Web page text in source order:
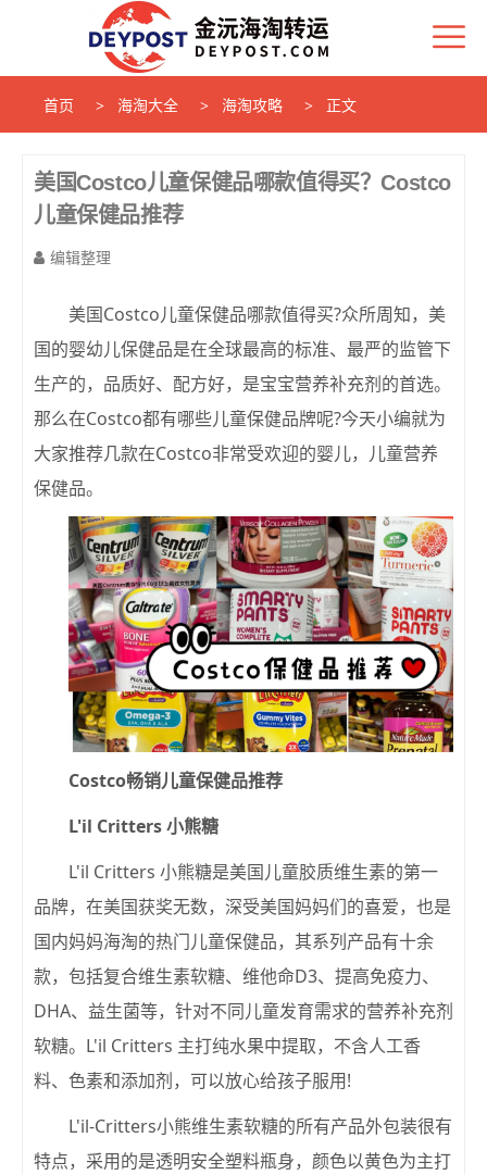
首页 海淘大全 海淘攻略 正文
美国Costco儿童保健品哪款值得买？Costco
儿童保健品推荐
编辑整理
美国Costco儿童保健品哪款值得买?众所周知，美
国的婴幼儿保健品是在全球最高的标准、最严的监管下
生产的，品质好、配方好，是宝宝营养补充剂的首选。
那么在Costco都有哪些儿童保健品牌呢?今天小编就为
大家推荐几款在Costco非常受欢迎的婴儿，儿童营养
保健品。
Costco畅销儿童保健品推荐
L'il Critters 小熊糖
L'il Critters 小熊糖是美国儿童胶质维生素的第一
品牌，在美国获奖无数，深受美国妈妈们的喜爱，也是
国内妈妈海淘的热门儿童保健品，其系列产品有十余
款，包括复合维生素软糖、维他命D3、提高免疫力、
DHA、益生菌等，针对不同儿童发育需求的营养补充剂
软糖。L'il Critters 主打纯水果中提取，不含人工香
料、色素和添加剂，可以放心给孩子服用!
L'il-Critters小熊维生素软糖的所有产品外包装很有
特点，采用的是透明安全塑料瓶身，颜色以黄色为主打